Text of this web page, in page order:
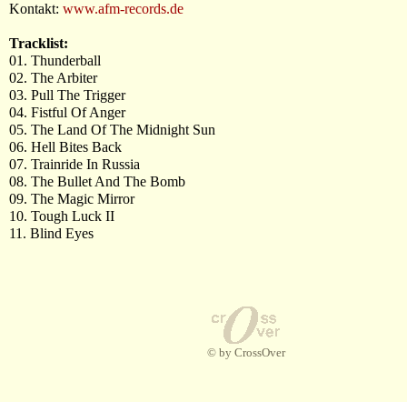
Kontakt: www.afm-records.de
Tracklist:
01. Thunderball
02. The Arbiter
03. Pull The Trigger
04. Fistful Of Anger
05. The Land Of The Midnight Sun
06. Hell Bites Back
07. Trainride In Russia
08. The Bullet And The Bomb
09. The Magic Mirror
10. Tough Luck II
11. Blind Eyes
© by CrossOver